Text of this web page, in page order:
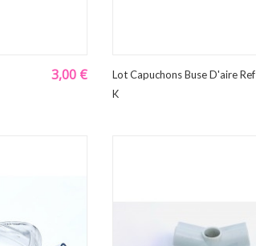
3,00 €
Lot Capuchons Buse D'aire Ref
K